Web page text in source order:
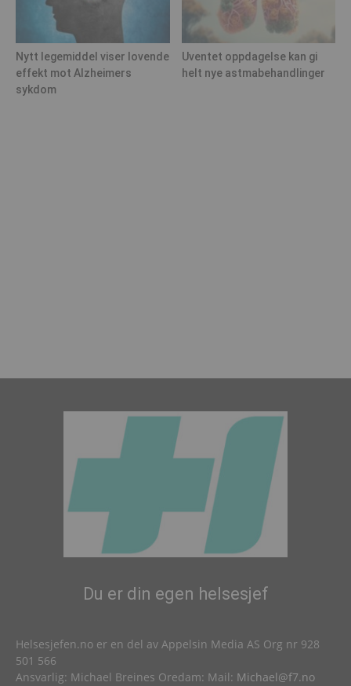
Nytt legemiddel viser lovende
effekt mot Alzheimers
sykdom
Uventet oppdagelse kan gi
helt nye astmabehandlinger
Du er din egen helsesjef
Helsesjefen.no er en del av Appelsin Media AS Org nr 928
501 566
Ansvarlig: Michael Breines Oredam: Mail: Michael@f7.no